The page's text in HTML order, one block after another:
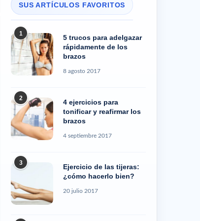
SUS ARTÍCULOS FAVORITOS
1
5 trucos para adelgazar
rápidamente de los
brazos
8 agosto 2017
2
4 ejercicios para
tonificar y reafirmar los
brazos
4 septiembre 2017
3
Ejercicio de las tijeras:
¿cómo hacerlo bien?
20 julio 2017